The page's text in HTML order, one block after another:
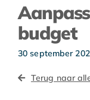
budget
30 september
Terug naar